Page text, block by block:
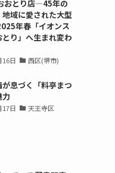
おとり店—45年の
域に愛された大型
年春「イオンス
り」へ生まれ変わ
16日 西区(堺市)
息づく「料亭まつ
力
17日 天王寺区